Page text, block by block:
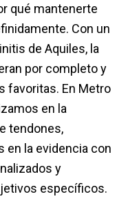
qué mantenerte
Con un
de Aquiles, la
por completo y
favoritas. En Metro
en la
tendones,
en la evidencia con
y
específicos.